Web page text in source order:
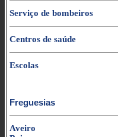
Serviço de bombeiros
Centros de saúde
Escolas
Freguesias
Aveiro